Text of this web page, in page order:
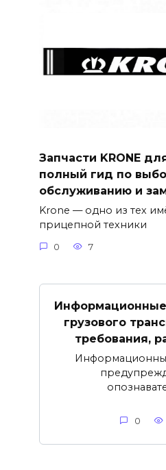
Запчасти KRONE
полный гид по
обслуживанию и
Krone — одно из тех
прицепной техники
0 7
грузового
требования,
0